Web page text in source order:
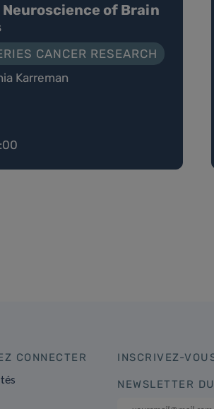
Neuroscience of Brain
CANCER RESEARCH
Karreman
CONNECTER INSCRIVEZ-
NEWSLETTER